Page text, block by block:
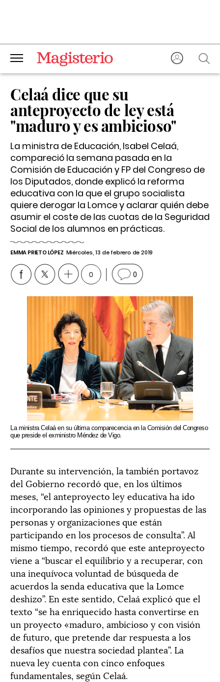
Celaá dice que su
anteproyecto de ley está
"maduro y es ambicioso"
La ministra de Educación, Isabel Celaá,
compareció la semana pasada en la
Comisión de Educación y FP del Congreso de
los Diputados, donde explicó la reforma
educativa con la que el grupo socialista
quiere derogar la Lomce y aclarar quién debe
asumir el coste de las cuotas de la Seguridad
Social de los alumnos en prácticas.
EMMA PRIETO LÓPEZ Miércoles, 13 de febrero de 2019
0 0
La ministra Celaá en su última comparecencia en la Comisión del Congreso
que preside el exministro Méndez de Vigo.
Durante su intervención, la también portavoz
del Gobierno recordó que, en los últimos
meses, “el anteproyecto ley educativa ha ido
incorporando las opiniones y propuestas de las
personas y organizaciones que están
participando en los procesos de consulta”. Al
mismo tiempo, recordó que este anteproyecto
viene a “buscar el equilibrio y a recuperar, con
una inequívoca voluntad de búsqueda de
acuerdos la senda educativa que la Lomce
deshizo”. En este sentido, Celaá explicó que el
texto “se ha enriquecido hasta convertirse en
un proyecto «maduro, ambicioso y con visión
de futuro, que pretende dar respuesta a los
desafíos que nuestra sociedad plantea”. La
nueva ley cuenta con cinco enfoques
fundamentales, según Celaá.